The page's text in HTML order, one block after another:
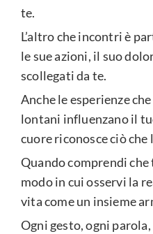
te.
L’altro che incontri è
le sue azioni, il suo
scollegati da te.
Anche le esperienze
lontani influenzano il
cuore riconosce ciò che
Quando comprendi
modo in cui osservi la
vita come un insieme
Ogni gesto, ogni